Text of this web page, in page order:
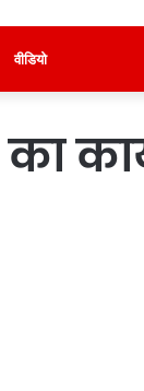
वीडियो